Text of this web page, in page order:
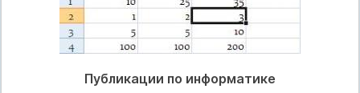
Публикации по информатике